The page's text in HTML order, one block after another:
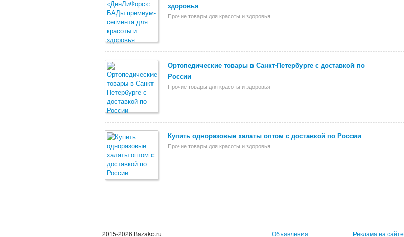
здоровья
Прочие товары для красоты и здоровья
Ортопедические товары в Санкт-Петербурге с доставкой по
России
Прочие товары для красоты и здоровья
Купить одноразовые халаты оптом с доставкой по России
Прочие товары для красоты и здоровья
2015-2026 Bazako.ru Объявления Реклама на сайте